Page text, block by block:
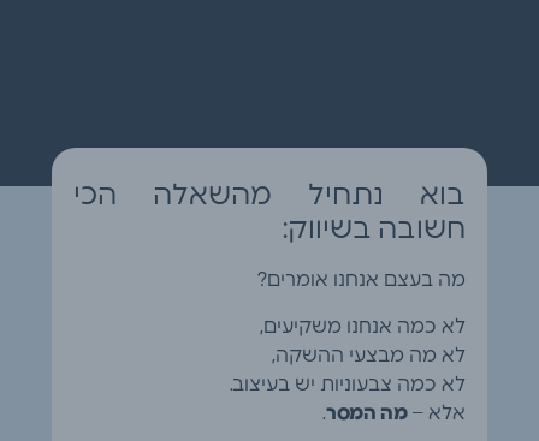
בוא נתחיל מהשאלה הכי
חשובה בשיווק:
מה בעצם אנחנו אומרים?
לא כמה אנחנו משקיעים,
לא מה מבצעי ההשקה,
לא כמה צבעוניות יש בעיצוב.
אלא – מה המסר.